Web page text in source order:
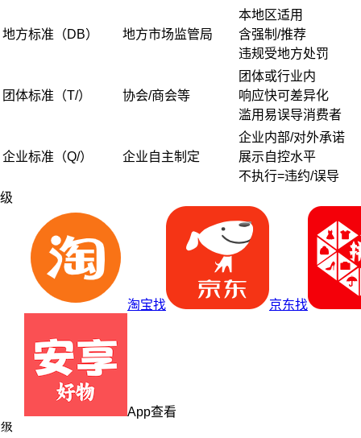
地方标准（DB） 地方市场监管局
本地区适用
含强制/推荐
违规受地方处罚
团体标准（T/） 协会/商会等
团体或行业内
响应快可差异化
滥用易误导消费者
企业标准（Q/） 企业自主制定
企业内部/对外承诺
展示自控水平
不执行=违约/误导
级
淘宝找 京东找
App查看
级